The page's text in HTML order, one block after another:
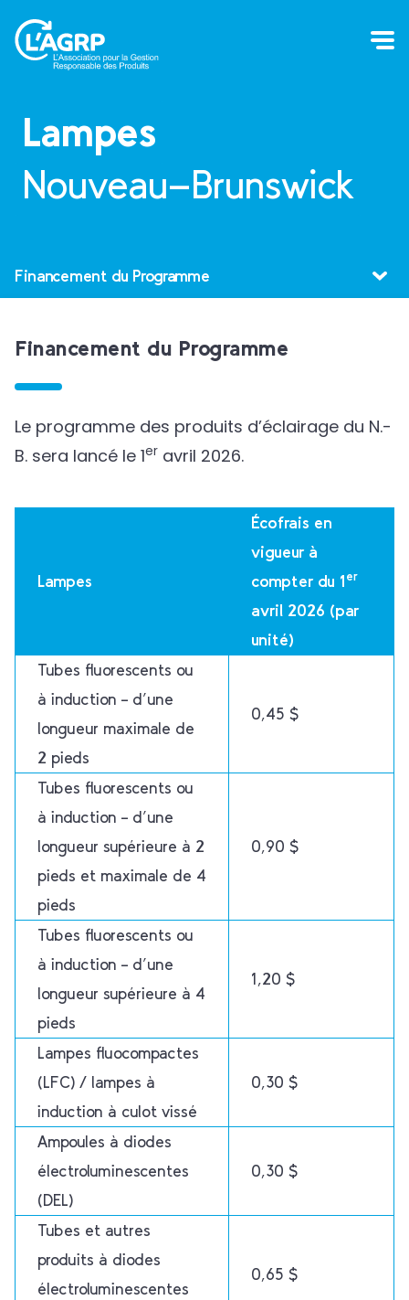
Lampes
Nouveau-Brunswick
Financement du Programme
Financement du Programme
Le programme des produits d’éclairage du N.-
B. sera lancé le 1er avril 2026.
Lampes
Écofrais en
vigueur à
compter du 1er
avril 2026 (par
unité)
Tubes fluorescents ou
à induction – d’une
longueur maximale de
2 pieds
0,45 $
Tubes fluorescents ou
à induction – d’une
longueur supérieure à 2
pieds et maximale de 4
pieds
0,90 $
Tubes fluorescents ou
à induction – d’une
longueur supérieure à 4
pieds
1,20 $
Lampes fluocompactes
(LFC) / lampes à
induction à culot vissé
0,30 $
Ampoules à diodes
électroluminescentes
(DEL)
0,30 $
Tubes et autres
produits à diodes
électroluminescentes
0,65 $